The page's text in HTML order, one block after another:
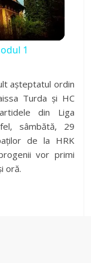
1
așteptatul ordin
Turda și HC
din Liga
sâmbătă, 29
de la HRK
vor primi
oră.